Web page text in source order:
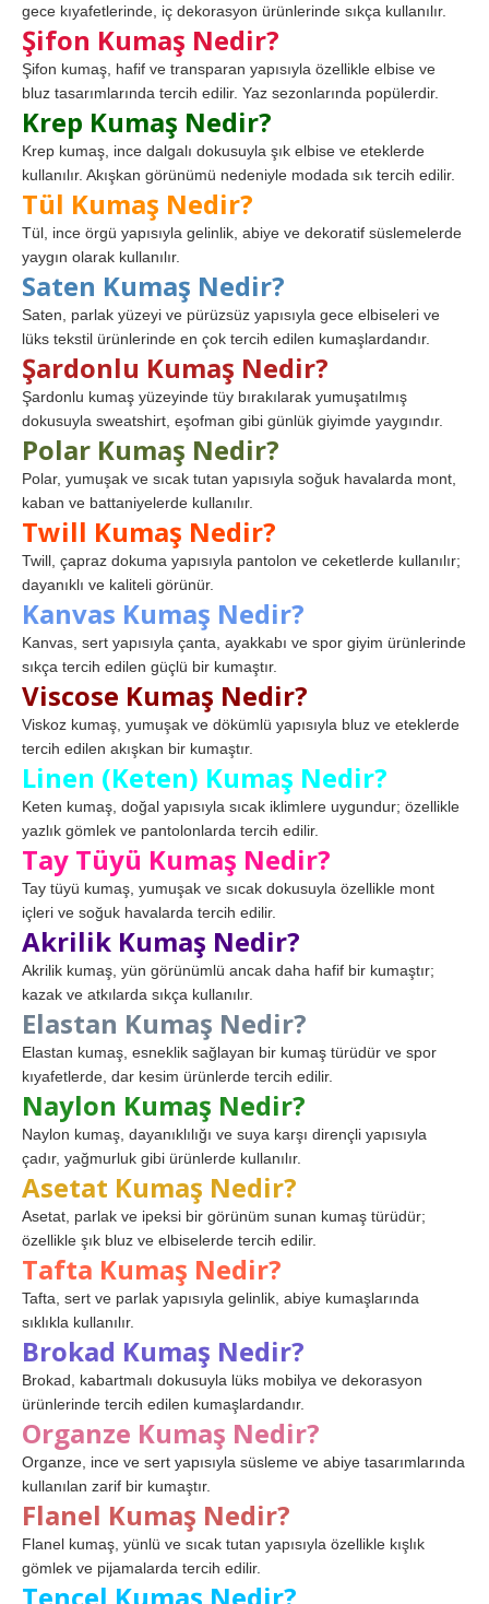
gece kıyafetlerinde, iç dekorasyon ürünlerinde sıkça kullanılır.
Şifon Kumaş Nedir?
Şifon kumaş, hafif ve transparan yapısıyla özellikle elbise ve
bluz tasarımlarında tercih edilir. Yaz sezonlarında popülerdir.
Krep Kumaş Nedir?
Krep kumaş, ince dalgalı dokusuyla şık elbise ve eteklerde
kullanılır. Akışkan görünümü nedeniyle modada sık tercih edilir.
Tül Kumaş Nedir?
Tül, ince örgü yapısıyla gelinlik, abiye ve dekoratif süslemelerde
yaygın olarak kullanılır.
Saten Kumaş Nedir?
Saten, parlak yüzeyi ve pürüzsüz yapısıyla gece elbiseleri ve
lüks tekstil ürünlerinde en çok tercih edilen kumaşlardandır.
Şardonlu Kumaş Nedir?
Şardonlu kumaş yüzeyinde tüy bırakılarak yumuşatılmış
dokusuyla sweatshirt, eşofman gibi günlük giyimde yaygındır.
Polar Kumaş Nedir?
Polar, yumuşak ve sıcak tutan yapısıyla soğuk havalarda mont,
kaban ve battaniyelerde kullanılır.
Twill Kumaş Nedir?
Twill, çapraz dokuma yapısıyla pantolon ve ceketlerde kullanılır;
dayanıklı ve kaliteli görünür.
Kanvas Kumaş Nedir?
Kanvas, sert yapısıyla çanta, ayakkabı ve spor giyim ürünlerinde
sıkça tercih edilen güçlü bir kumaştır.
Viscose Kumaş Nedir?
Viskoz kumaş, yumuşak ve dökümlü yapısıyla bluz ve eteklerde
tercih edilen akışkan bir kumaştır.
Linen (Keten) Kumaş Nedir?
Keten kumaş, doğal yapısıyla sıcak iklimlere uygundur; özellikle
yazlık gömlek ve pantolonlarda tercih edilir.
Tay Tüyü Kumaş Nedir?
Tay tüyü kumaş, yumuşak ve sıcak dokusuyla özellikle mont
içleri ve soğuk havalarda tercih edilir.
Akrilik Kumaş Nedir?
Akrilik kumaş, yün görünümlü ancak daha hafif bir kumaştır;
kazak ve atkılarda sıkça kullanılır.
Elastan Kumaş Nedir?
Elastan kumaş, esneklik sağlayan bir kumaş türüdür ve spor
kıyafetlerde, dar kesim ürünlerde tercih edilir.
Naylon Kumaş Nedir?
Naylon kumaş, dayanıklılığı ve suya karşı dirençli yapısıyla
çadır, yağmurluk gibi ürünlerde kullanılır.
Asetat Kumaş Nedir?
Asetat, parlak ve ipeksi bir görünüm sunan kumaş türüdür;
özellikle şık bluz ve elbiselerde tercih edilir.
Tafta Kumaş Nedir?
Tafta, sert ve parlak yapısıyla gelinlik, abiye kumaşlarında
sıklıkla kullanılır.
Brokad Kumaş Nedir?
Brokad, kabartmalı dokusuyla lüks mobilya ve dekorasyon
ürünlerinde tercih edilen kumaşlardandır.
Organze Kumaş Nedir?
Organze, ince ve sert yapısıyla süsleme ve abiye tasarımlarında
kullanılan zarif bir kumaştır.
Flanel Kumaş Nedir?
Flanel kumaş, yünlü ve sıcak tutan yapısıyla özellikle kışlık
gömlek ve pijamalarda tercih edilir.
Tencel Kumaş Nedir?